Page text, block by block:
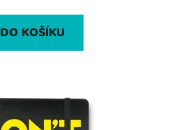
DO KOŠÍKU